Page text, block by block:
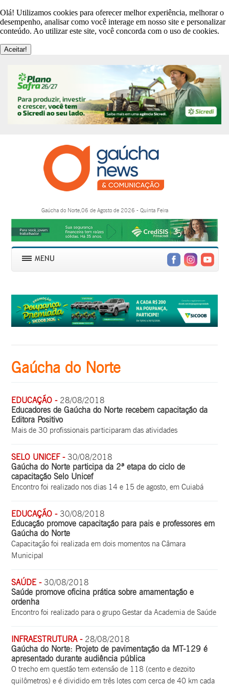
Olá! Utilizamos cookies para oferecer melhor experiência, melhorar o
desempenho, analisar como você interage em nosso site e personalizar
conteúdo. Ao utilizar este site, você concorda com o uso de cookies.
Aceitar!
Gaúcha do Norte,06 de Agosto de 2026 - Quinta Feira
Gaúcha do Norte
EDUCAÇÃO - 28/08/2018
Educadores de Gaúcha do Norte recebem capacitação da
Editora Positivo
Mais de 30 profissionais participaram das atividades
SELO UNICEF -30/08/2018
Gaúcha do Norte participa da 2ª etapa do ciclo de
capacitação Selo Unicef
Encontro foi realizado nos dias 14 e 15 de agosto, em Cuiabá
EDUCAÇÃO -30/08/2018
Educação promove capacitação para pais e professores em
Gaúcha do Norte
Capacitação foi realizada em dois momentos na Câmara
Municipal
SAÚDE -30/08/2018
Saúde promove oficina prática sobre amamentação e
ordenha
Encontro foi realizado para o grupo Gestar da Academia de Saúde
INFRAESTRUTURA - 28/08/2018
Gaúcha do Norte: Projeto de pavimentação da MT-129 é
apresentado durante audiência pública
O trecho em questão tem extensão de 118 (cento e dezoito
quilômetros) e é dividido em três lotes com cerca de 40 km cada